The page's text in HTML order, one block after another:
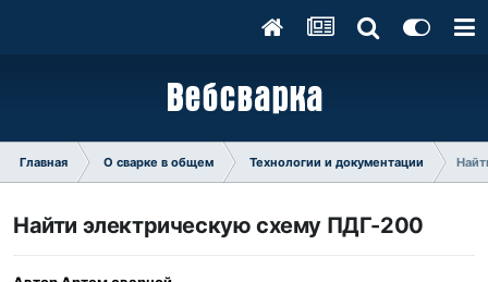
Главная О сварке в общем Технологии и документации
Найти электрическую схему ПДГ-200